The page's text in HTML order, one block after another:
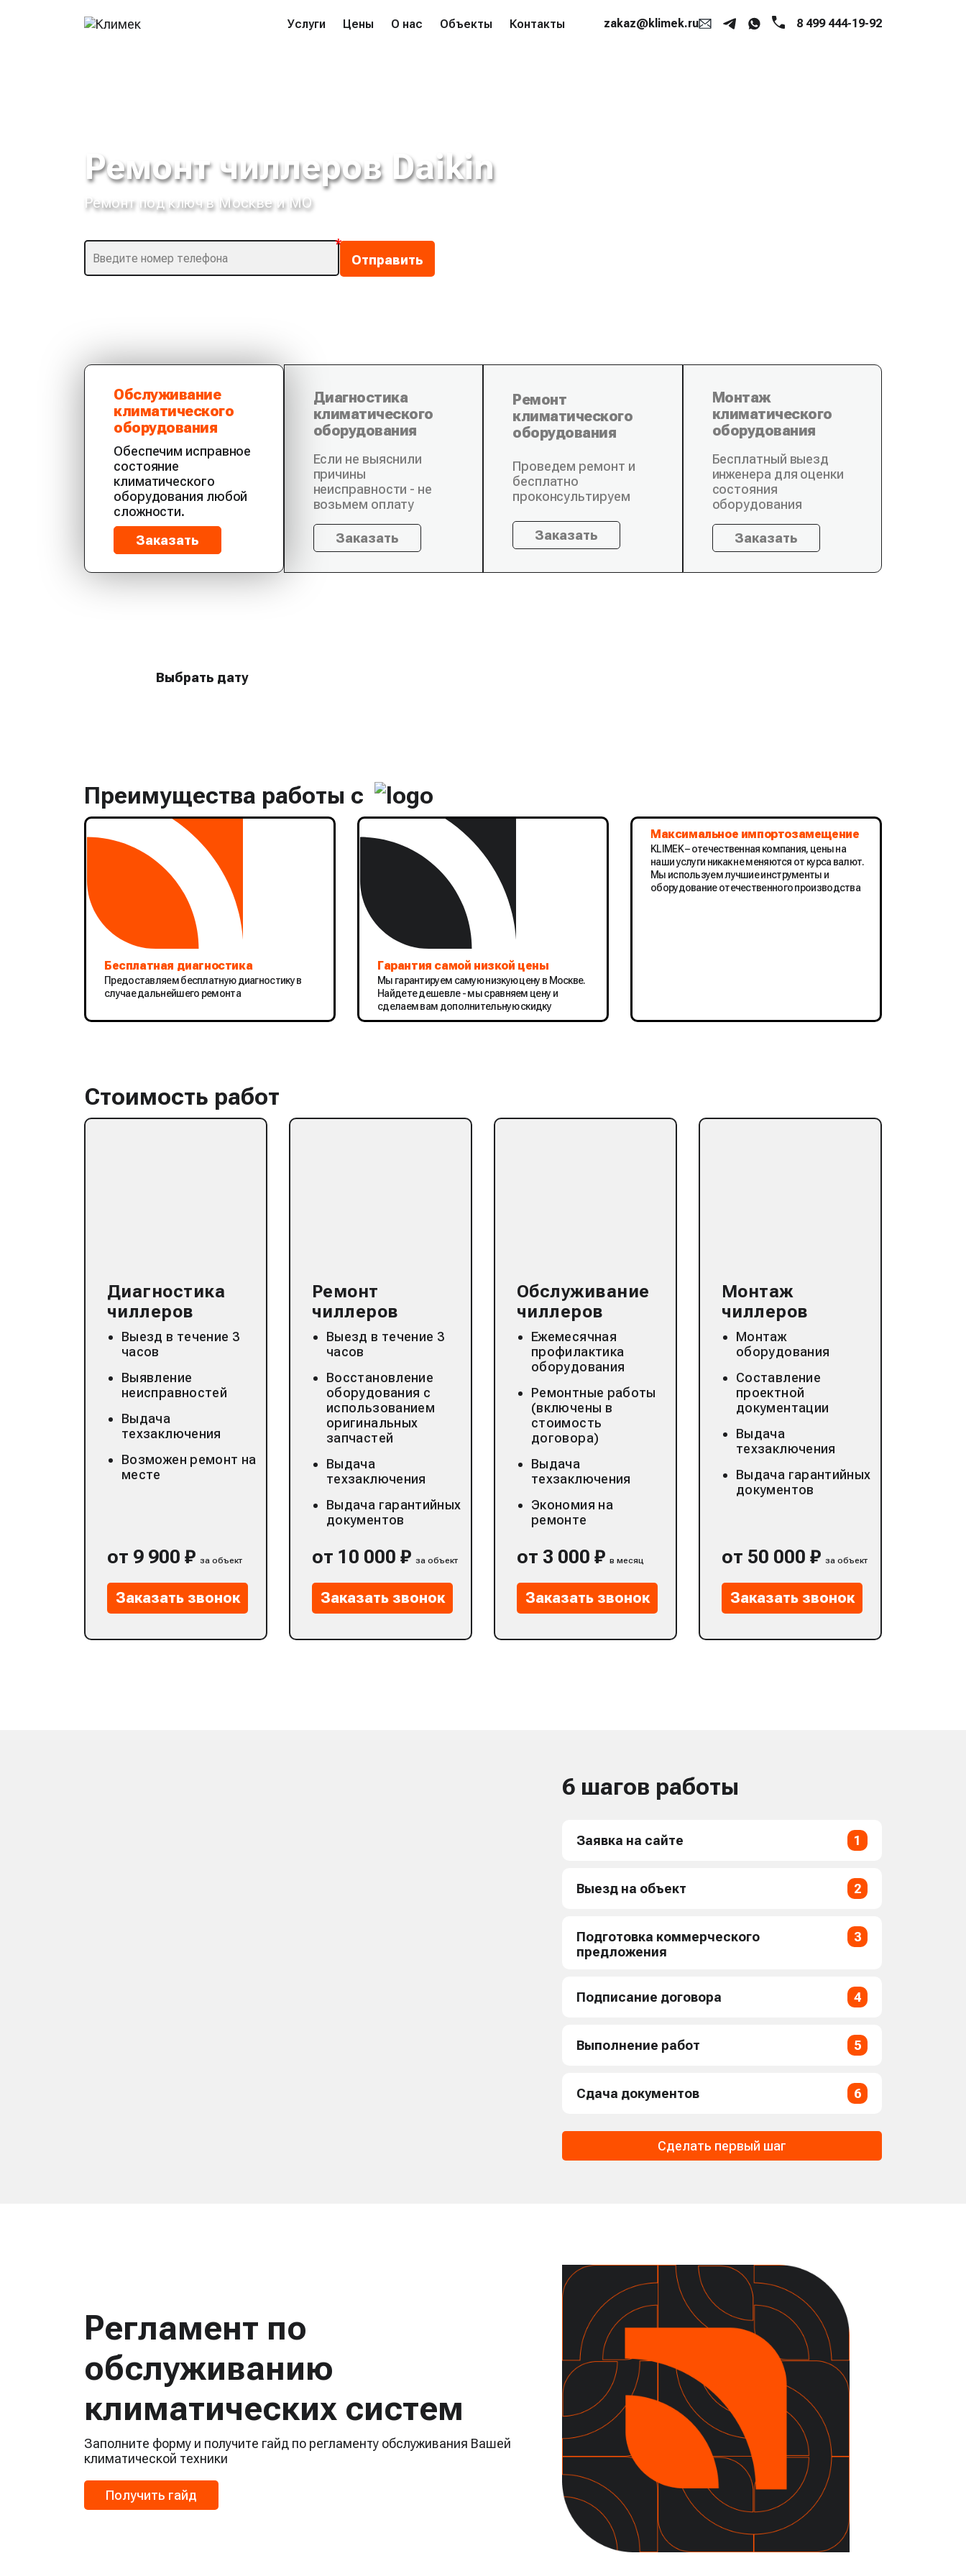
Услуги Цены О нас Объекты Контакты zakaz@klimek.ru 8 499 444-19-92
Ремонт чиллеров Daikin
Ремонт под ключ в Москве и МО
Обслуживание
климатического
оборудования
Обеспечим исправное
состояние
климатического
оборудования любой
сложности.
Заказать
Диагностика
климатического
оборудования
Если не выяснили
причины
неисправности - не
возьмем оплату
Заказать
Ремонт
климатического
оборудования
Проведем ремонт и
бесплатно
проконсультируем
Заказать
Монтаж
климатического
оборудования
Бесплатный выезд
инженера для оценки
состояния
оборудования
Заказать
Выбрать дату
Преимущества работы с
Бесплатная диагностика
Предоставляем бесплатную диагностику в
случае дальнейшего ремонта
Гарантия самой низкой цены
Мы гарантируем самую низкую цену в Москве.
Найдете дешевле - мы сравняем цену и
сделаем вам дополнительную скидку
Максимальное импортозамещение
KLIMEK – отечественная компания, цены на
наши услуги никак не меняются от курса валют.
Мы используем лучшие инструменты и
оборудование отечественного производства
Стоимость работ
Диагностика
чиллеров
Выезд в течение 3
часов
Выявление
неисправностей
Выдача
техзаключения
Возможен ремонт на
месте
от 9 900 ₽ за объект
Заказать звонок
Ремонт
чиллеров
Выезд в течение 3
часов
Восстановление
оборудования с
использованием
оригинальных
запчастей
Выдача
техзаключения
Выдача гарантийных
документов
от 10 000 ₽ за объект
Заказать звонок
Обслуживание
чиллеров
Ежемесячная
профилактика
оборудования
Ремонтные работы
(включены в
стоимость
договора)
Выдача
техзаключения
Экономия на
ремонте
от 3 000 ₽ в месяц
Заказать звонок
Монтаж
чиллеров
Монтаж
оборудования
Составление
проектной
документации
Выдача
техзаключения
Выдача гарантийных
документов
от 50 000 ₽ за объект
Заказать звонок
6 шагов работы
Заявка на сайте 1
Выезд на объект 2
Подготовка коммерческого
предложения
3
Подписание договора 4
Выполнение работ 5
Сдача документов 6
Сделать первый шаг
Регламент по
обслуживанию
климатических систем
Заполните форму и получите гайд по регламенту обслуживания Вашей
климатической техники
Получить гайд